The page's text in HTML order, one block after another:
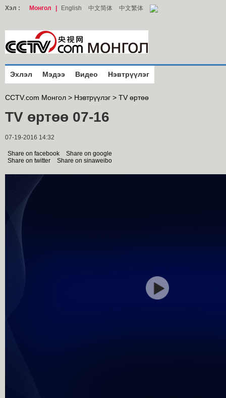
Хэл : Монгол English 中文简体 中文繁体
Эхлэл Мэдээ Видео Нэвтрүүлэг
CCTV.com Монгол > Нэвтрүүлэг > TV өртөө
TV өртөө 07-16
07-19-2016 14:32
Share on facebook
Share on google
Share on twitter
Share on sinaweibo